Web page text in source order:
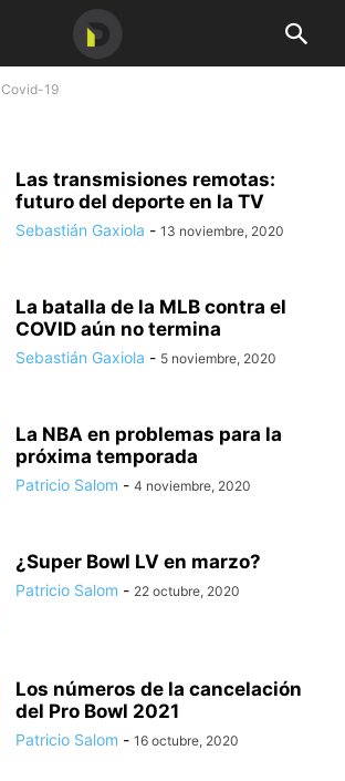
Covid-19
Las transmisiones remotas:
futuro del deporte en la TV
Sebastián Gaxiola - 13 noviembre, 2020
La batalla de la MLB contra el
COVID aún no termina
Sebastián Gaxiola - 5 noviembre, 2020
La NBA en problemas para la
próxima temporada
Patricio Salom - 4 noviembre, 2020
¿Super Bowl LV en marzo?
Patricio Salom - 22 octubre, 2020
Los números de la cancelación
del Pro Bowl 2021
Patricio Salom - 16 octubre, 2020